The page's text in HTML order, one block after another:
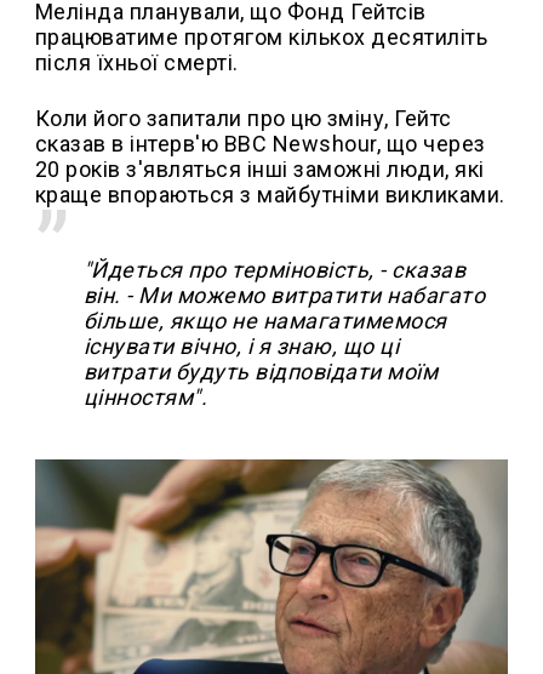
Мелінда планували, що Фонд Гейтсів
працюватиме протягом кількох десятиліть
після їхньої смерті.
Коли його запитали про цю зміну, Гейтс
сказав в інтерв'ю BBC Newshour, що через
20 років з'являться інші заможні люди, які
краще впораються з майбутніми викликами.
"Йдеться про терміновість, - сказав
він. - Ми можемо витратити набагато
більше, якщо не намагатимемося
існувати вічно, і я знаю, що ці
витрати будуть відповідати моїм
цінностям".